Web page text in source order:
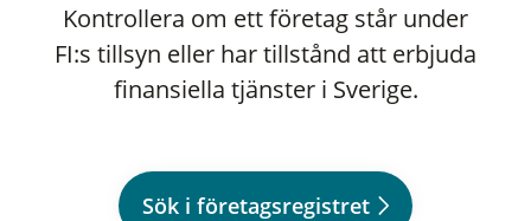
Kontrollera om ett företag står under
FI:s tillsyn eller har tillstånd att erbjuda
finansiella tjänster i Sverige.
Sök i företagsregistret